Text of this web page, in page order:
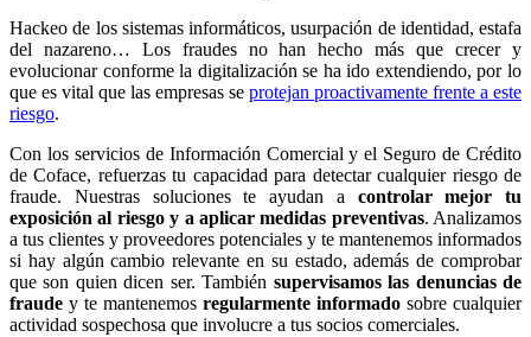
Hackeo de los sistemas informáticos, usurpación de identidad, estafa
del nazareno… Los fraudes no han hecho más que crecer y
evolucionar conforme la digitalización se ha ido extendiendo, por lo
que es vital que las empresas se protejan proactivamente frente a este
riesgo.
Con los servicios de Información Comercial y el Seguro de Crédito
de Coface, refuerzas tu capacidad para detectar cualquier riesgo de
fraude. Nuestras soluciones te ayudan a controlar mejor tu
exposición al riesgo y a aplicar medidas preventivas. Analizamos
a tus clientes y proveedores potenciales y te mantenemos informados
si hay algún cambio relevante en su estado, además de comprobar
que son quien dicen ser. También supervisamos las denuncias de
fraude y te mantenemos regularmente informado sobre cualquier
actividad sospechosa que involucre a tus socios comerciales.